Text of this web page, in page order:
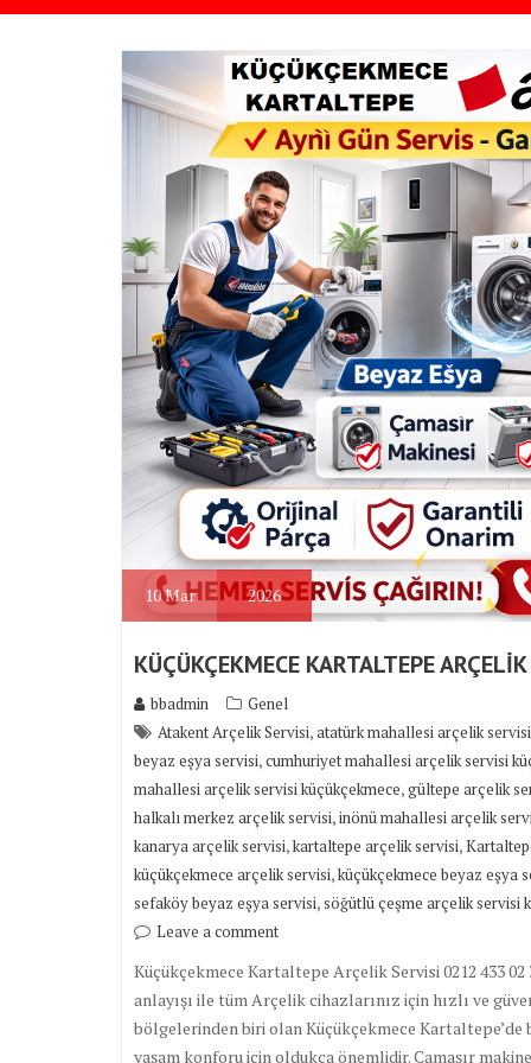
10Mar 2026
KÜÇÜKÇEKMECE KARTALTEPE
bbadmin
Genel
Atakent Arçelik Servisi,atatürk mahallesi arçelik
beyaz eşya servisi,cumhuriyet mahallesi arçelik servisi
mahallesi arçelik servisi küçükçekmece,gültepe arçelik
halkalı merkez arçelik servisi,inönü mahallesi arçelik
kanarya arçelik servisi,kartaltepe arçelik servisi,
küçükçekmece arçelik servisi,küçükçekmece beyaz eşya
sefaköy beyaz eşya servisi,söğütlü çeşme arçelik servisi
Leave a comment
Küçükçekmece Kartaltepe Arçelik Servisi 0212 433
anlayışı ile tüm Arçelik cihazlarınız için hızlı ve
bölgelerinden biri olan Küçükçekmece Kartaltepe’de
yaşam konforu için oldukça önemlidir. Çamaşır